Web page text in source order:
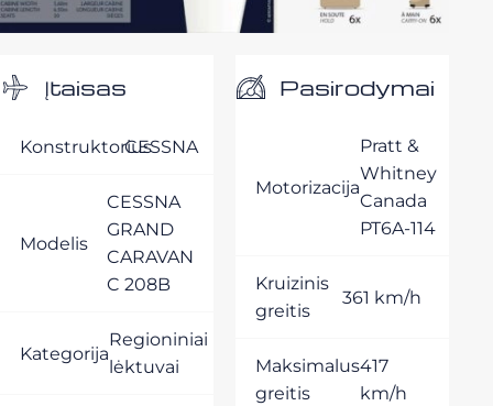
Įtaisas
KonstruktoriusCESSNA
Modelis
CESSNA
GRAND
CARAVAN
C 208B
Kategorija
Regioniniai
lėktuvai
Pasirodymai
Motorizacija
Pratt &
Whitney
Canada
PT6A-114
Kruizinis
greitis
361 km/h
Maksimalus
greitis
417
km/h